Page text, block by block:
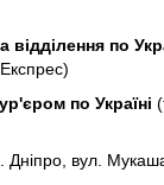
по
по Україні
Дніпро, вул.